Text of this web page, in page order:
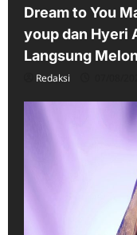
Dream to You
youp dan Hyeri
Langsung
Redaksi